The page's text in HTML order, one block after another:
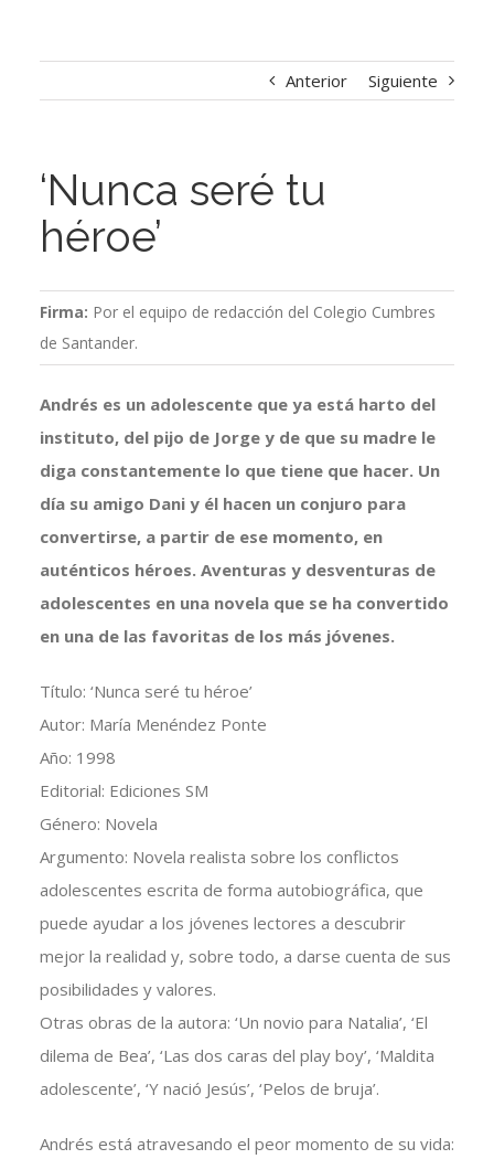
Anterior Siguiente
‘Nunca seré tu
héroe’
Firma: Por el equipo de redacción del Colegio Cumbres
de Santander.
Andrés es un adolescente que ya está harto del
instituto, del pijo de Jorge y de que su madre le
diga constantemente lo que tiene que hacer. Un
día su amigo Dani y él hacen un conjuro para
convertirse, a partir de ese momento, en
auténticos héroes. Aventuras y desventuras de
adolescentes en una novela que se ha convertido
en una de las favoritas de los más jóvenes.
Título: ‘Nunca seré tu héroe’
Autor: María Menéndez Ponte
Año: 1998
Editorial: Ediciones SM
Género: Novela
Argumento: Novela realista sobre los conflictos
adolescentes escrita de forma autobiográfica, que
puede ayudar a los jóvenes lectores a descubrir
mejor la realidad y, sobre todo, a darse cuenta de sus
posibilidades y valores.
Otras obras de la autora: ‘Un novio para Natalia’, ‘El
dilema de Bea’, ‘Las dos caras del play boy’, ‘Maldita
adolescente’, ‘Y nació Jesús’, ‘Pelos de bruja’.
Andrés está atravesando el peor momento de su vida: